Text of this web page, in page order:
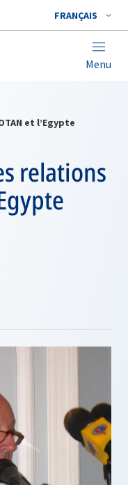
FRANÇAIS
Menu
et l’Egypte
relations